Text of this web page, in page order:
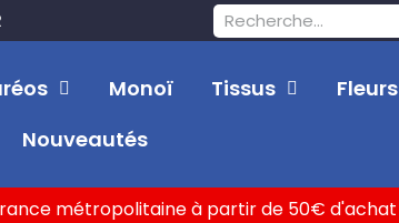
Monoï Tissus Fleurs
Nouveautés
métropolitaine à partir de 50€ d'achat